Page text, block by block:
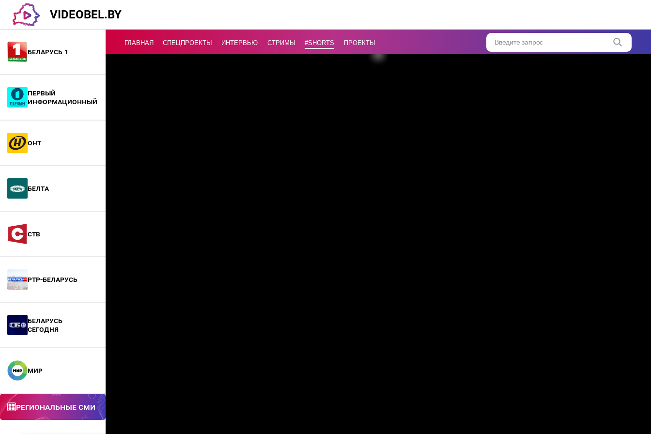
VIDEOBEL.BY
Беларусь 1
Первый
информационный
ОНТ
БелТА
СТВ
РТР-Беларусь
БЕЛАРУСЬ
СЕГОДНЯ
МИР
Региональные СМИ
ГЛАВНАЯ СПЕЦПРОЕКТЫ ИНТЕРВЬЮ СТРИМЫ #Shorts ПРОЕКТЫ Введите запрос
на шестые